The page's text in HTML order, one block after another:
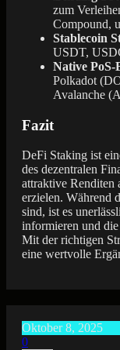
zum
Compound,
Stablecoin
USDT,
Native PoS-
Polkadot
Avalanche
Fazit
DeFi Staking ist
des dezentralen
attraktive Renditen
erzielen. Während
sind, ist es
informieren und
Mit der richtigen
eine wertvolle
Oktober 8, 2025
0